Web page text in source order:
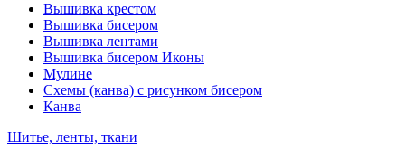
Вышивка крестом
Вышивка бисером
Вышивка лентами
Вышивка бисером Иконы
Мулине
Схемы (канва) с рисунком бисером
Канва
Шитье, ленты, ткани